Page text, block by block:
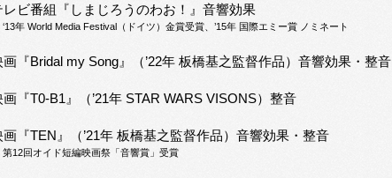
レビ番組『しまじろうのわお！』音響効果
年 World Media Festival（ドイツ）金賞受賞、’15年 国際エミー賞 ノミネート
画『Bridal my Song』（’22年 板橋基之監督作品）音響効果・整音
画『T0-B1』（’21年 STAR WARS VISONS）整音
画『TEN』（’21年 板橋基之監督作品）音響効果・整音
12回オイド短編映画祭「音響賞」受賞